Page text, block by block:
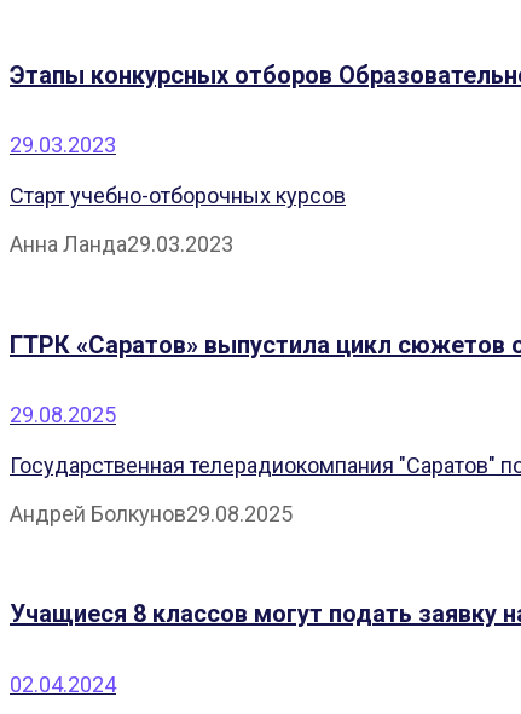
Этапы конкурсных отборов
29.03.2023
Старт учебно-отборочных курсов
Анна Ланда29.03.2023
ГТРК «Саратов» выпустила цикл сюжетов
29.08.2025
Государственная телерадиокомпания "Саратов"
Андрей Болкунов29.08.2025
Учащиеся 8 классов могут подать заявку
02.04.2024